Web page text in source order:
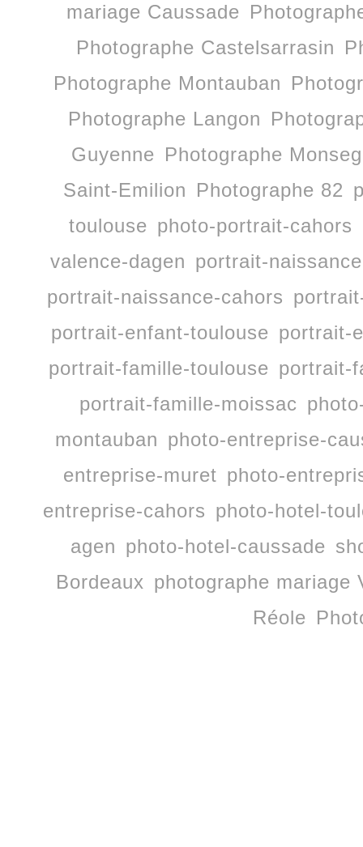
mariage Caussade
Photographe Castelsarrasin
Photographe Montauban
Photographe Langon
Guyenne Photographe
Saint-Emilion Photographe 82
toulouse photo-portrait-cahors
valence-dagen portrait-
portrait-naissance-cahors
portrait-enfant-toulouse portrait-
portrait-famille-toulouse portrait-
portrait-famille-moissac
montauban photo-entreprise-
entreprise-muret photo-
entreprise-cahors photo-hotel-
agen photo-hotel-caussade
Bordeaux photographe mariage
Réole